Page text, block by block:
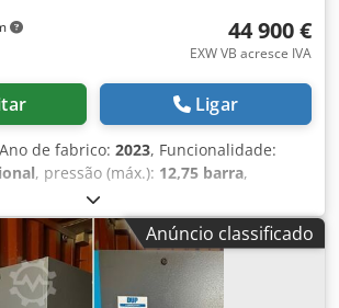
44 900 €
EXW VB acresce IVA
Ligar
de fabrico: 2023, Funcionalidade:
, pressão (máx.): 12,75 barra,
AR ATLAS COPCO NOVO, NUNCA USADO
Adhjha
Anúncio classificado